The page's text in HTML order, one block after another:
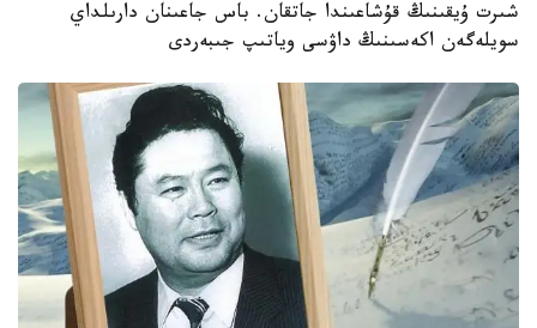
شىرت ۇيقىنىڭ قۇشاعىندا جاتقان. باس جاعىنان دارىلداي
سويلەگەن اكەسىنىڭ داۋسى وياتىپ جىبەردى